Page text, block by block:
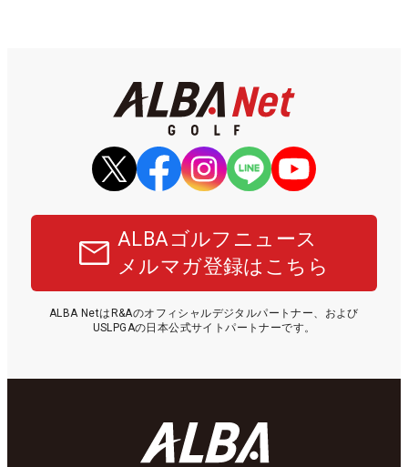
ALBAゴルフニュース
メルマガ登録はこちら
ALBA NetはR&Aのオフィシャルデジタルパートナー、および
USLPGAの日本公式サイトパートナーです。